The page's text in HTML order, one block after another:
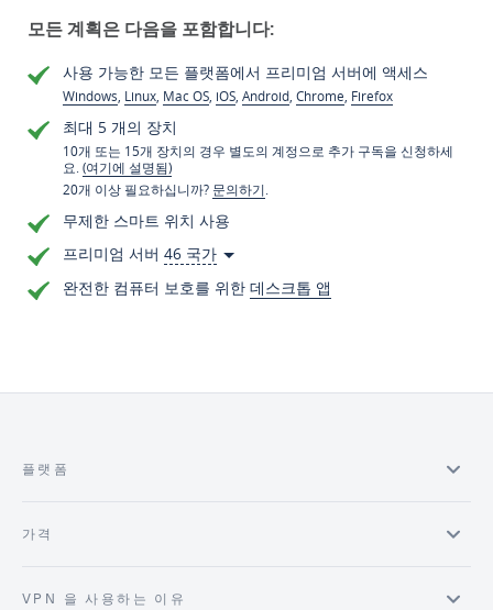
모든 계획은 다음을 포함합니다:
사용 가능한 모든 플랫폼에서 프리미엄 서버에 액세스
Windows Linux Mac OS iOS Android Chrome Firefox
최대 5 개의 장치
10개 또는 15개 장치의 경우 별도의 계정으로 추가 구독을 신청하세
요. (여기에 설명됨)
20개 이상 필요하십니까? 문의하기
무제한 스마트 위치 사용
프리미엄 서버 46 국가
완전한 컴퓨터 보호를 위한 데스크톱 앱
플랫폼
가격
VPN 을 사용하는 이유